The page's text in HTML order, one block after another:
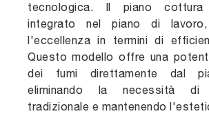
tecnologica. Il piano
integrato nel piano di lavoro,
l'eccellenza in termini di
Questo modello offre una
dei fumi direttamente dal
eliminando la necessità di
tradizionale e mantenendo